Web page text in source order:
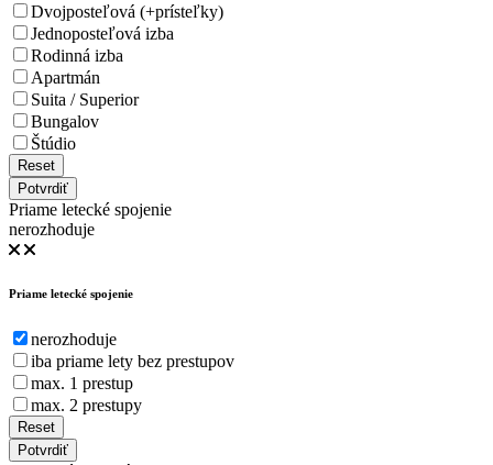
Dvojposteľová (+prísteľky)
Jednoposteľová izba
Rodinná izba
Apartmán
Suita / Superior
Bungalov
Štúdio
Reset
Potvrdiť
Priame letecké spojenie
nerozhoduje
Priame letecké spojenie
nerozhoduje
iba priame lety bez prestupov
max. 1 prestup
max. 2 prestupy
Reset
Potvrdiť